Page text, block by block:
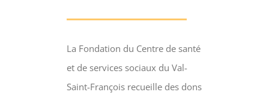
La Fondation du Centre de santé
et de services sociaux du Val-
Saint-François recueille des dons